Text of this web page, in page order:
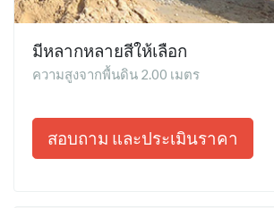
มีหลากหลายสีให้เลือก
ความสูงจากพื้นดิน 2.00 เมตร
สอบถาม และประเมินราคา